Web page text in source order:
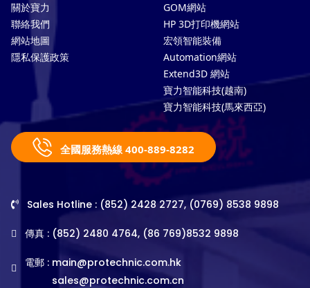
關於寶力
聯絡我們
網站地圖
隱私保護政策
GOM網站
HP 3D打印機網站
宏領智能裝備
Automation網站
Extend3D 網站
寶力智能科技(越南)
寶力智能科技(馬來西亞)
全國服務熱線 400-889-8282
Sales Hotline : (852) 2428 2727, (0769) 8538 9898
傳真 : (852) 2480 4764, (86 769)8532 9898
電郵 : main@protechnic.com.hk
sales@protechnic.com.cn